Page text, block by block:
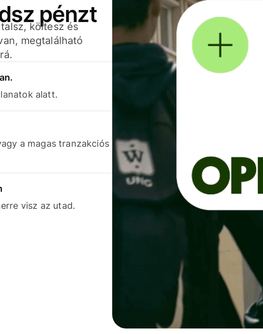
pénzt
költesz és
megtalálható
alatt.
a magas tranzakciós
visz az utad.